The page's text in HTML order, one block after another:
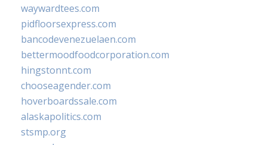
waywardtees.com
pidfloorsexpress.com
bancodevenezuelaen.com
bettermoodfoodcorporation.com
hingstonnt.com
chooseagender.com
hoverboardssale.com
alaskapolitics.com
stsmp.org